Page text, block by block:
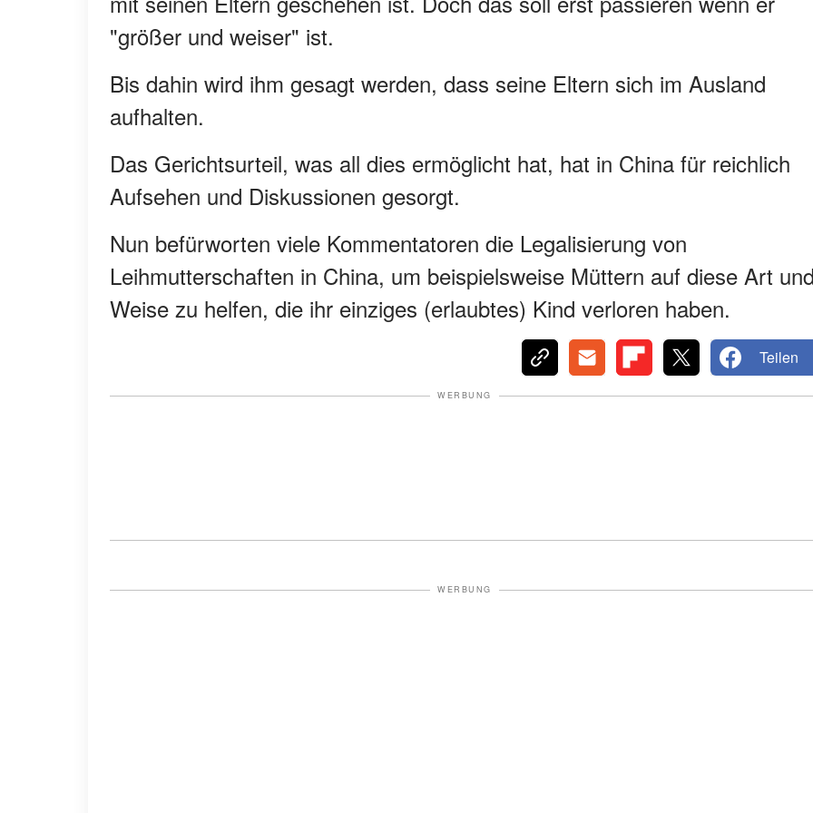
"größer und weiser" ist.
Bis dahin wird ihm gesagt werden, dass seine Eltern sich im Ausland
aufhalten.
Das Gerichtsurteil, was all dies ermöglicht hat, hat in China für reichlich
Aufsehen und Diskussionen gesorgt.
Nun befürworten viele Kommentatoren die Legalisierung von
Leihmutterschaften in China, um beispielsweise Müttern auf diese Art
Weise zu helfen, die ihr einziges (erlaubtes) Kind verloren haben.
Teilen
WERBUNG
WERBUNG